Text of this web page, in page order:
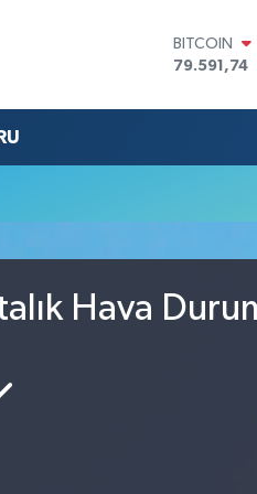
BITCOIN
79.591,74
45,43620
BİST100
Hava